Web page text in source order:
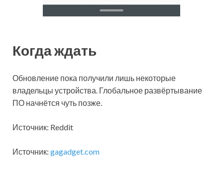
Когда ждать
Обновление пока получили лишь некоторые
владельцы устройства. Глобальное развёртывание
ПО начнётся чуть позже.
Источник: Reddit
Источник: gagadget.com